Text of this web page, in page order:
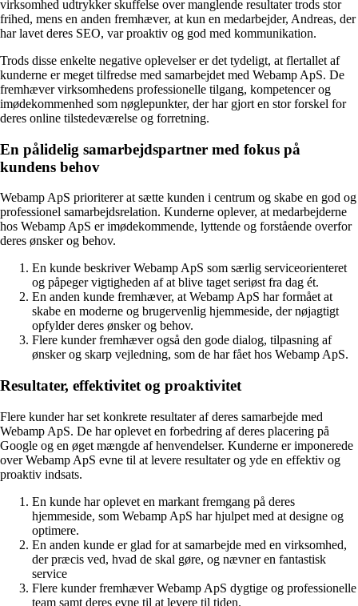
virksomhed udtrykker skuffelse over manglende resultater trods stor
frihed, mens en anden fremhæver, at kun en medarbejder, Andreas, der
har lavet deres SEO, var proaktiv og god med kommunikation.
Trods disse enkelte negative oplevelser er det tydeligt, at flertallet af
kunderne er meget tilfredse med samarbejdet med Webamp ApS. De
fremhæver virksomhedens professionelle tilgang, kompetencer og
imødekommenhed som nøglepunkter, der har gjort en stor forskel for
deres online tilstedeværelse og forretning.
En pålidelig samarbejdspartner med fokus på
kundens behov
Webamp ApS prioriterer at sætte kunden i centrum og skabe en god og
professionel samarbejdsrelation. Kunderne oplever, at medarbejderne
hos Webamp ApS er imødekommende, lyttende og forstående overfor
deres ønsker og behov.
En kunde beskriver Webamp ApS som særlig serviceorienteret
og påpeger vigtigheden af at blive taget seriøst fra dag ét.
En anden kunde fremhæver, at Webamp ApS har formået at
skabe en moderne og brugervenlig hjemmeside, der nøjagtigt
opfylder deres ønsker og behov.
Flere kunder fremhæver også den gode dialog, tilpasning af
ønsker og skarp vejledning, som de har fået hos Webamp ApS.
Resultater, effektivitet og proaktivitet
Flere kunder har set konkrete resultater af deres samarbejde med
Webamp ApS. De har oplevet en forbedring af deres placering på
Google og en øget mængde af henvendelser. Kunderne er imponerede
over Webamp ApS evne til at levere resultater og yde en effektiv og
proaktiv indsats.
En kunde har oplevet en markant fremgang på deres
hjemmeside, som Webamp ApS har hjulpet med at designe og
optimere.
En anden kunde er glad for at samarbejde med en virksomhed,
der præcis ved, hvad de skal gøre, og nævner en fantastisk
service
Flere kunder fremhæver Webamp ApS dygtige og professionelle
team samt deres evne til at levere til tiden.